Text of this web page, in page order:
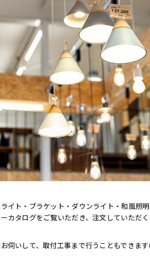
イト・ブラケット・ダウンライト・和風
カタログをご覧いただき、注文していただく
伺いして、取付工事まで行うこともできま